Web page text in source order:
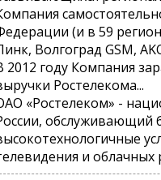
(и в 59
Волгоград GSM,
2012 году Компания
Ростелекома...
«Ростелеком» -
обслуживающий
и